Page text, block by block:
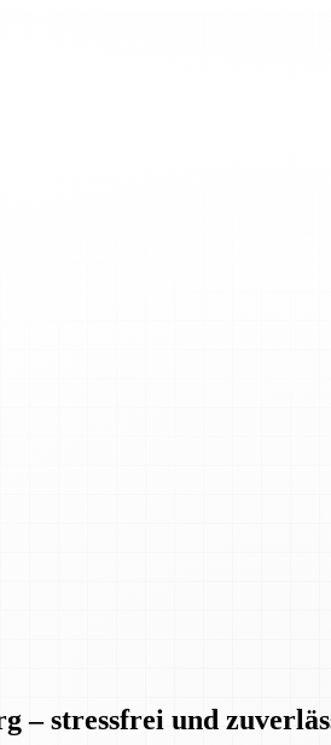
– stressfrei und